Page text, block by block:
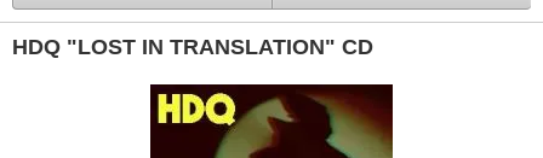
HDQ "LOST IN TRANSLATION" CD